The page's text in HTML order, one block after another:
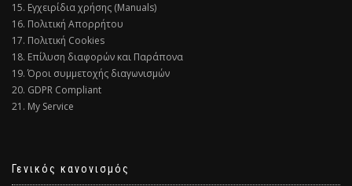
15. Εγχειρίδια χρήσης (Manuals)
16. Πολιτική Απορρήτου
17. Πολιτική Cookies
18. Επίλυση διαφορών και Παράπονα
19. Όροι συμμετοχής διαγωνισμών
20. GDPR Compliant
21. My Service
Γενικός κανονισμός